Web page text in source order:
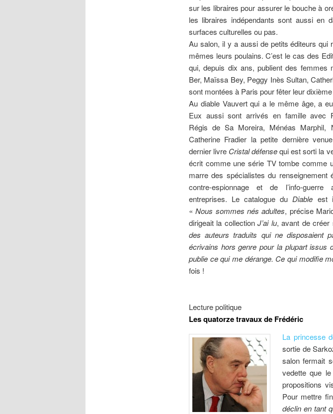
sur les libraires pour assurer le bouche à
les libraires indépendants sont aussi en
surfaces culturelles ou pas.
Au salon, il y a aussi de petits éditeurs qui
mêmes leurs poulains. C’est le cas des
qui, depuis dix ans, publient des femmes
Ber, Maïssa Bey, Peggy Inès Sultan,
sont montées à Paris pour fêter leur
Au diable Vauvert qui a le même âge, a
Eux aussi sont arrivés en famille avec
Régis de Sa Moreira, Ménéas Marphil,
Catherine Fradier la petite dernière
dernier livre Cristal défensequi est sorti la
écrit comme une série TV tombe comme
marre des spécialistes du renseignement
contre-espionnage et de l’info-
entreprises. Le catalogue duDiable est
«Nous sommes nés adultes, précise
dirigeait la collectionJ’ai lu, avant de
des auteurs traduits qui ne disposaient
écrivains hors genre pour la plupart issus
publie ce qui me dérange. Ce qui modifie
fois !
Lecture politique
Les quatorze travaux de Frédéric
La princesse
sortie de
salon fermait
vedette que
propositions
Pour mettre
déclin en tant